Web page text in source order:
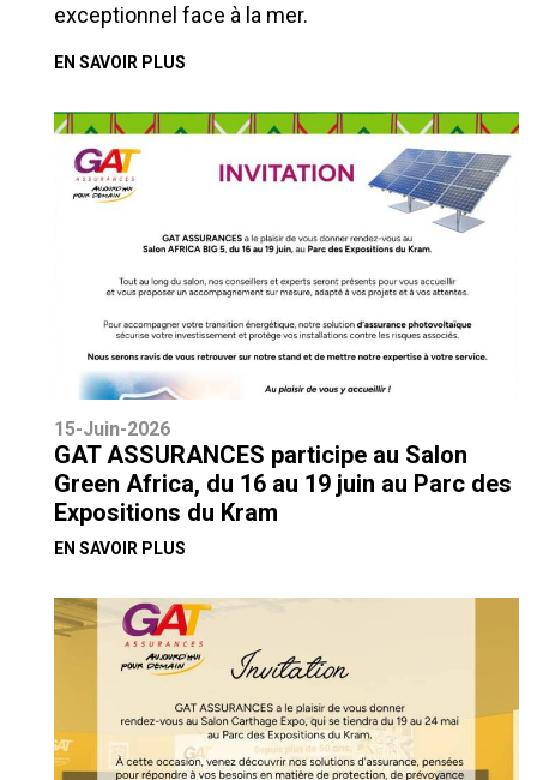
exceptionnel face à la mer.
EN SAVOIR PLUS
15-Juin-2026
GAT ASSURANCES participe au Salon
Green Africa, du 16 au 19 juin au Parc des
Expositions du Kram
EN SAVOIR PLUS